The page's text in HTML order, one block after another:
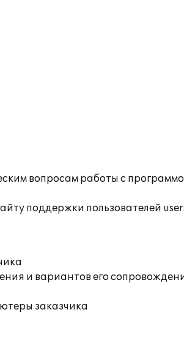
вопросам работы с
поддержки пользователей
и вариантов его
заказчика